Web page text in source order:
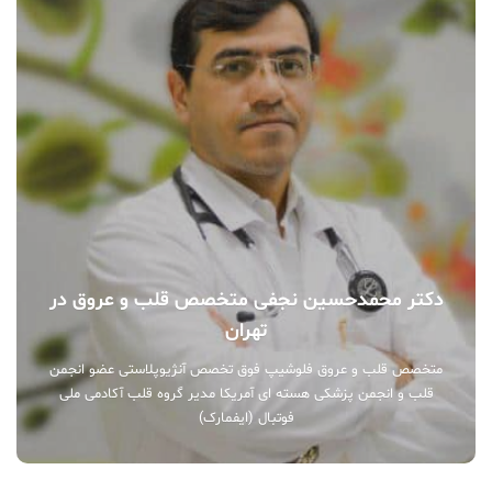
دکتر محمدحسین نجفی متخصص قلب و عروق در
تهران
متخصص قلب و عروق فلوشیپ فوق تخصص آنژیوپلاستی عضو انجمن
قلب و انجمن پزشکی هسته ای آمریکا مدیر گروه قلب آکادمی ملی
فوتبال (ایفمارک)